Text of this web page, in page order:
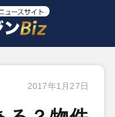
2017年1月27日